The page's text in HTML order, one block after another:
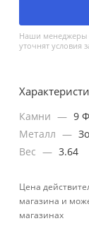
Наши менеджеры
уточнят условия
Камни — 9
Металл —
Вес — 3.64
Цена
магазина и
магазинах